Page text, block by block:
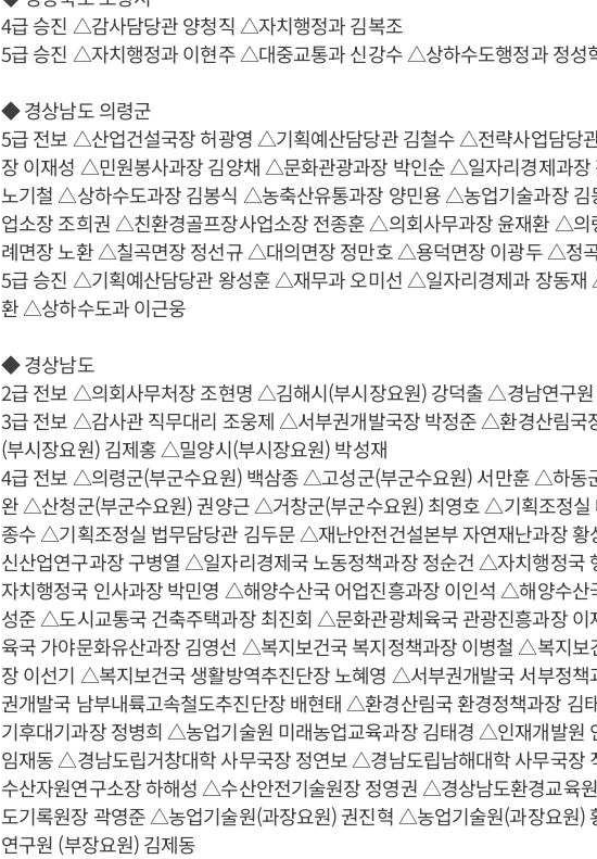
4급 승진 △감사담당관 양청직 △자치행정과 김복조
5급 승진 △자치행정과 이현주 △대중교통과 신강수 △상하수도행정과 정성
◆ 경상남도 의령군
5급 전보 △산업건설국장 허광영 △기획예산담당관 김철수 △전략사업담당
장 이재성 △민원봉사과장 김양채 △문화관광과장 박인순 △일자리경제과
노기철 △상하수도과장 김봉식 △농축산유통과장 양민용 △농업기술과장
업소장 조희권 △친환경골프장사업소장 전종훈 △의회사무과장 윤재환 △
례면장 노환 △칠곡면장 정선규 △대의면장 정만호 △용덕면장 이광두 △정
5급 승진 △기획예산담당관 왕성훈 △재무과 오미선 △일자리경제과 장동재
환 △상하수도과 이근웅
◆ 경상남도
2급 전보 △의회사무처장 조현명 △김해시(부시장요원) 강덕출 △경남연구원
3급 전보 △감사관 직무대리 조웅제 △서부권개발국장 박정준 △환경산림국
(부시장요원) 김제홍 △밀양시(부시장요원) 박성재
4급 전보 △의령군(부군수요원) 백삼종 △고성군(부군수요원) 서만훈 △하동
완 △산청군(부군수요원) 권양근 △거창군(부군수요원) 최영호 △기획조정실
종수 △기획조정실 법무담당관 김두문 △재난안전건설본부 자연재난과장
신산업연구과장 구병열 △일자리경제국 노동정책과장 정순건 △자치행정국
자치행정국 인사과장 박민영 △해양수산국 어업진흥과장 이인석 △해양수산
성준 △도시교통국 건축주택과장 최진회 △문화관광체육국 관광진흥과장
육국 가야문화유산과장 김영선 △복지보건국 복지정책과장 이병철 △복지보
장 이선기 △복지보건국 생활방역추진단장 노혜영 △서부권개발국 서부정
권개발국 남부내륙고속철도추진단장 배현태 △환경산림국 환경정책과장 김
기후대기과장 정병희 △농업기술원 미래농업교육과장 김태경 △인재개발원
임재동 △경남도립거창대학 사무국장 정연보 △경남도립남해대학 사무국장
수산자원연구소장 하해성 △수산안전기술원장 정영권 △경상남도환경교육
도기록원장 곽영준 △농업기술원(과장요원) 권진혁 △농업기술원(과장요원)
연구원 (부장요원) 김제동